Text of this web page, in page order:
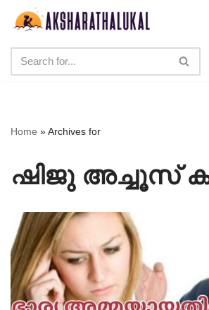
content
Home »Archives for
ഷിജു അച്ചൂസ്